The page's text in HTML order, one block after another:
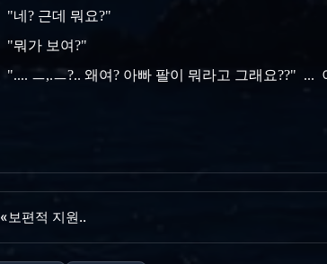
"네? 근데 뭐요?"
"뭐가 보여?"
".... ㅡ,.ㅡ?.. 왜여? 아빠 팔이 뭐라고 그래요??"
«보편적 지원..